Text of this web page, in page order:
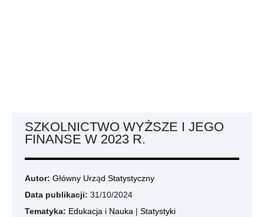
SZKOLNICTWO WYŻSZE I JEGO
FINANSE W 2023 R.
Autor: Główny Urząd Statystyczny
Data publikacji: 31/10/2024
Tematyka: Edukacja i Nauka | Statystyki